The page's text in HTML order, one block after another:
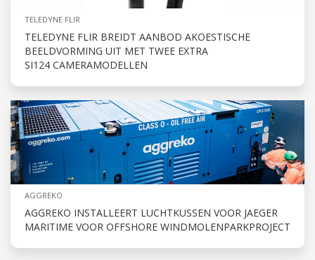
TELEDYNE FLIR
TELEDYNE FLIR BREIDT AANBOD AKOESTISCHE
BEELDVORMING UIT MET TWEE EXTRA
SI124 CAMERAMODELLEN
AGGREKO
AGGREKO INSTALLEERT LUCHTKUSSEN VOOR JAEGER
MARITIME VOOR OFFSHORE WINDMOLENPARKPROJECT